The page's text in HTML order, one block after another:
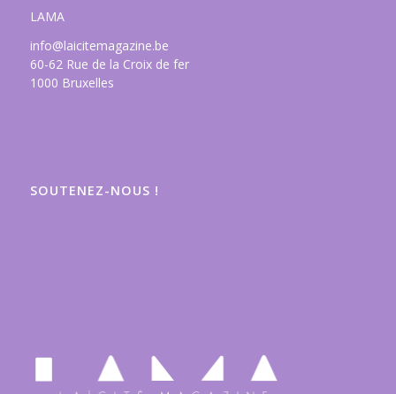
LAMA
info@laicitemagazine.be
60-62 Rue de la Croix de fer
1000 Bruxelles
SOUTENEZ-NOUS !